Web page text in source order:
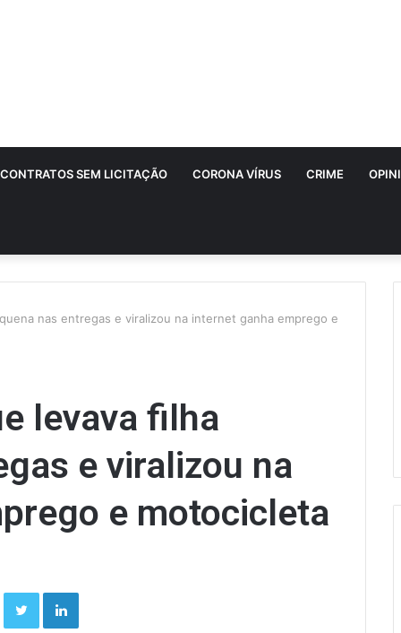
CONTRATOS SEM LICITAÇÃO CORONA VÍRUS CRIME
nas entregas e viralizou na internet ganha emprego e
levava filha
e viralizou na
e motocicleta
FacebookTwitterLinkedin